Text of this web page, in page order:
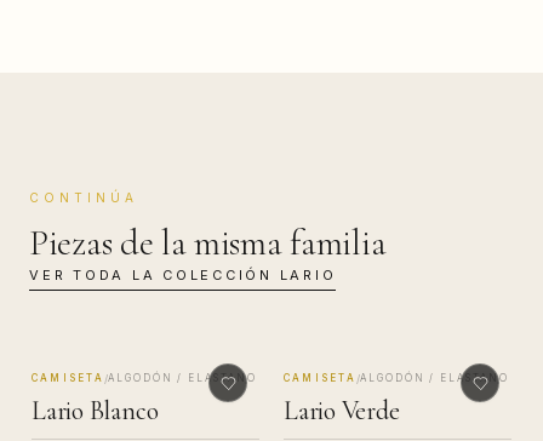
CONTINÚA
Piezas de la misma familia
VER TODA LA COLECCIÓN LARIO
MADE IN COMO
CAMISETA /ALGODÓN / ELASTANO
Lario Blanco
MADE IN COMO
CAMISETA /ALGODÓN / ELASTANO
Lario Verde